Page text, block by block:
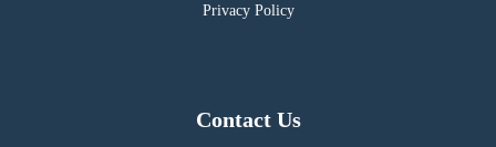
Privacy Policy
Contact Us